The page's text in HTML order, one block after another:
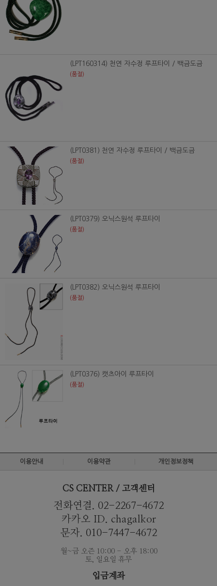
(LPT160314) 천연 자수정 루프타이 / 백금도금
(품절)
(LPT0381) 천연 자수정 루프타이 / 백금도금
(품절)
(LPT0379) 오닉스원석 루프타이
(품절)
(LPT0382) 오닉스원석 루프타이
(품절)
(LPT0376) 캣츠아이 루프타이
(품절)
이용안내 이용약관 개인정보정책
CS CENTER / 고객센터
전화연결. 02-2267-4672
카카오 ID. chagalkor
문자. 010-7447-4672
월~금 오즌 10:00 - 오후 18:00
토, 일요일 휴무
입금계좌